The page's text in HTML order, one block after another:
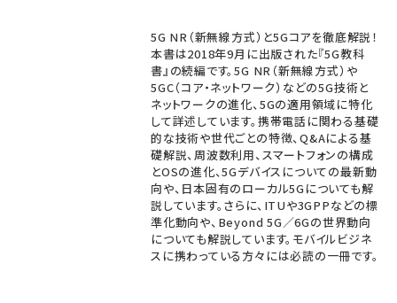
5G NR（新無線方式）と5Gコアを徹底解説！
本書は2018年9月に出版された『5G教科
書』の続編です。5G NR（新無線方式）や
5GC（コア・ネットワーク）などの5G技術と
ネットワークの進化、5Gの適用領域に特化
して詳述しています。携帯電話に関わる基礎
的な技術や世代ごとの特徴、Q&Aによる基
礎解説、周波数利用、スマートフォンの構成
とOSの進化、5Gデバイスについての最新動
向や、日本固有のローカル5Gについても解
説しています。さらに、ITUや3GPPなどの標
準化動向や、Beyond 5G／6Gの世界動向
についても解説しています。モバイルビジネ
スに携わっている方々には必読の一冊です。